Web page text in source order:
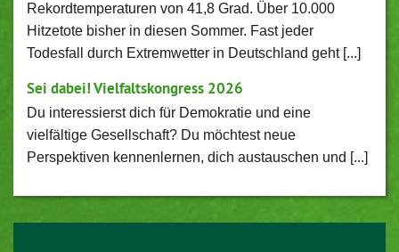
Rekordtemperaturen von 41,8 Grad. Über 10.000
Hitzetote bisher in diesen Sommer. Fast jeder
Todesfall durch Extremwetter in Deutschland geht [...]
Sei dabei! Vielfaltskongress 2026
Du interessierst dich für Demokratie und eine
vielfältige Gesellschaft? Du möchtest neue
Perspektiven kennenlernen, dich austauschen und [...]